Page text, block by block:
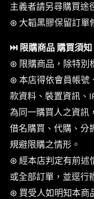
主義者請另尋購買途
⊛ 大韜黑膠保留訂單
⏭︎ 限購商品 購買須知
⊛ 限購商品，除特別
⊛ 本店得依會員帳號
款資料、裝置資訊、
為同一購買人之資訊
借名購買、代購、分
規避限購之情形。
⊛ 經本店判定有前述
或全部訂單，並逕行
⊛ 買受人如明知本商